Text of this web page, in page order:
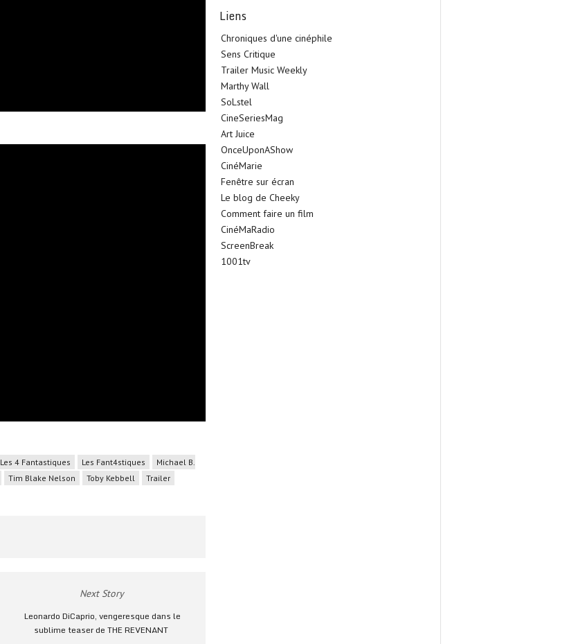
Les 4 Fantastiques Les Fant4stiques
Michael B.
Tim Blake Nelson Toby Kebbell
Trailer
Next Story
Leonardo DiCaprio, vengeresque dans le
sublime teaser de THE REVENANT
Liens
Chroniques d'une cinéphile
Sens Critique
Trailer Music Weekly
Marthy Wall
SoLstel
CineSeriesMag
Art Juice
OnceUponAShow
CinéMarie
Fenêtre sur écran
Le blog de Cheeky
Comment faire un film
CinéMaRadio
ScreenBreak
1001tv